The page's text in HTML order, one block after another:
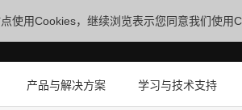
使用Cookies，继续浏览表示您同意我们使用
产品与解决方案 学习与技术支持